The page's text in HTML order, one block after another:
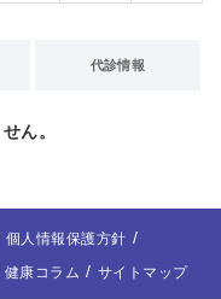
代診情報
ん。
個人情報保護方針
健康コラム サイトマップ